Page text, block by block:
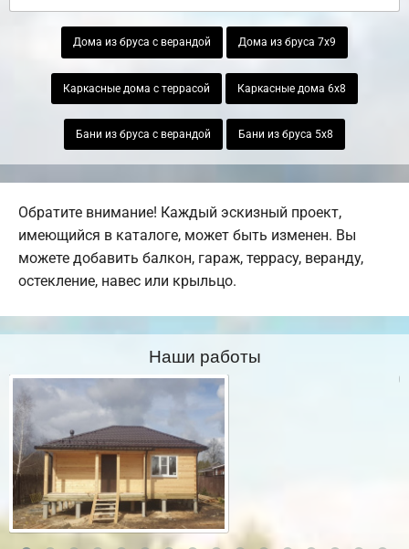
Дома из бруса с верандой Дома из бруса 7х9
Каркасные дома с террасой Каркасные дома 6х8
Бани из бруса с верандой Бани из бруса 5х8
Обратите внимание! Каждый эскизный проект,
имеющийся в каталоге, может быть изменен. Вы
можете добавить балкон, гараж, террасу, веранду,
остекление, навес или крыльцо.
Наши работы